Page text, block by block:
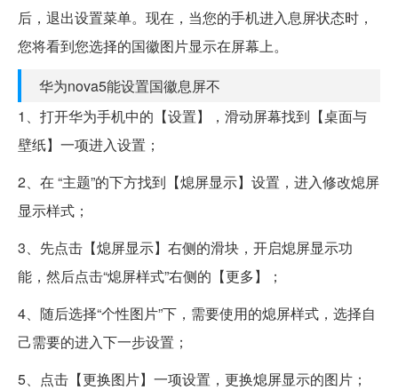
后，退出设置菜单。现在，当您的手机进入息屏状态时，
您将看到您选择的国徽图片显示在屏幕上。
华为nova5能设置国徽息屏不
1、打开华为手机中的【设置】，滑动屏幕找到【桌面与
壁纸】一项进入设置；
2、在 “主题”的下方找到【熄屏显示】设置，进入修改熄屏
显示样式；
3、先点击【熄屏显示】右侧的滑块，开启熄屏显示功
能，然后点击“熄屏样式”右侧的【更多】；
4、随后选择“个性图片”下，需要使用的熄屏样式，选择自
己需要的进入下一步设置；
5、点击【更换图片】一项设置，更换熄屏显示的图片；